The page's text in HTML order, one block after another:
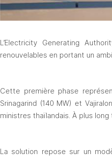
L’Electricity Generating
renouvelables en portant un
Cette première phase
Srinagarind (140 MW) et
ministres thaïlandais. À plus
La solution repose sur un